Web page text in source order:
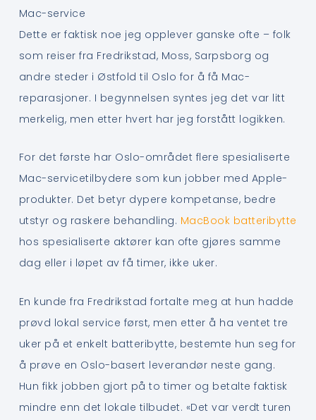
Mac-service
Dette er faktisk noe jeg opplever ganske ofte – folk
som reiser fra Fredrikstad, Moss, Sarpsborg og
andre steder i Østfold til Oslo for å få Mac-
reparasjoner. I begynnelsen syntes jeg det var litt
merkelig, men etter hvert har jeg forstått logikken.
For det første har Oslo-området flere spesialiserte
Mac-servicetilbydere som kun jobber med Apple-
produkter. Det betyr dypere kompetanse, bedre
utstyr og raskere behandling. MacBook batteribytte
hos spesialiserte aktører kan ofte gjøres samme
dag eller i løpet av få timer, ikke uker.
En kunde fra Fredrikstad fortalte meg at hun hadde
prøvd lokal service først, men etter å ha ventet tre
uker på et enkelt batteribytte, bestemte hun seg for
å prøve en Oslo-basert leverandør neste gang.
Hun fikk jobben gjort på to timer og betalte faktisk
mindre enn det lokale tilbudet. «Det var verdt turen